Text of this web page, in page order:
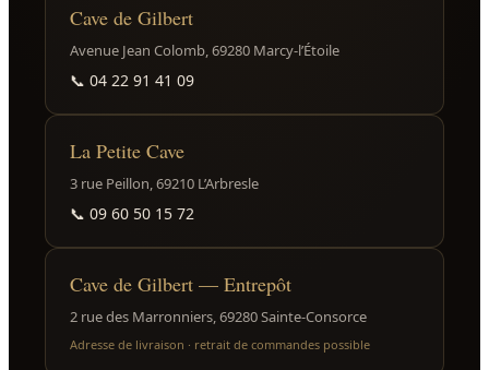
Cave de Gilbert
Avenue Jean Colomb, 69280 Marcy-l’Étoile
📞 04 22 91 41 09
La Petite Cave
3 rue Peillon, 69210 L’Arbresle
📞 09 60 50 15 72
Cave de Gilbert — Entrepôt
2 rue des Marronniers, 69280 Sainte-Consorce
Adresse de livraison · retrait de commandes possible